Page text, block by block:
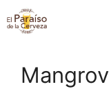
Saltar
al